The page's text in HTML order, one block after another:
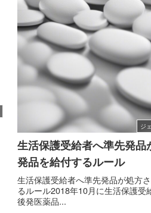
ジ
生活保護受給者へ準先発品
発品を給付するルール
生活保護受給者へ準先発品が処方
るルール2018年10月に生活保護受
後発医薬品...